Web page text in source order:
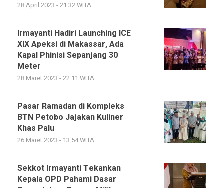
28 April 2023 - 21:32 WITA
Irmayanti Hadiri Launching ICE
XIX Apeksi di Makassar, Ada
Kapal Phinisi Sepanjang 30
Meter
28 Maret 2023 - 22:11 WITA
Pasar Ramadan di Kompleks
BTN Petobo Jajakan Kuliner
Khas Palu
26 Maret 2023 - 13:54 WITA
Sekkot Irmayanti Tekankan
Kepala OPD Pahami Dasar